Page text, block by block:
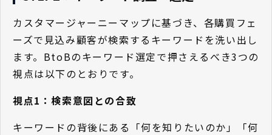
カスタマージャーニーマップに基づき、各購買フェ
ーズで見込み顧客が検索するキーワードを洗い出し
ます。BtoBのキーワード選定で押さえるべき3つの
視点は以下のとおりです。
視点1：検索意図との合致
キーワードの背後にある「何を知りたいのか」「何